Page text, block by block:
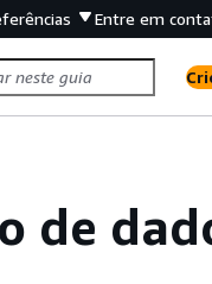
Entre em
de